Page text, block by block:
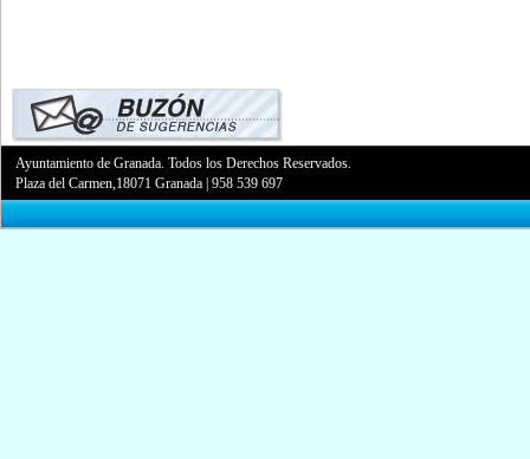
Ayuntamiento de Granada. Todos los Derechos Reservados.
Plaza del Carmen,18071 Granada |958 539 697